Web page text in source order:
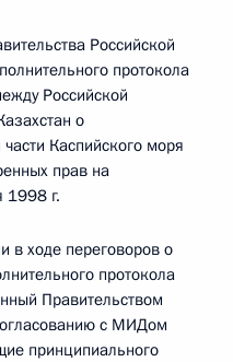
Российской
протокола
Российской
о
Каспийского моря
прав на
1998 г.
в ходе переговоров о
протокола
Правительством
с МИДом
принципиального